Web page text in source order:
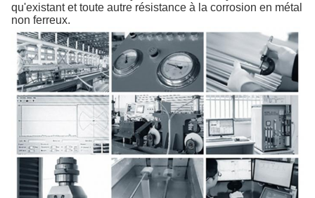
qu'existant et toute autre résistance à la corrosion en métal
non ferreux.